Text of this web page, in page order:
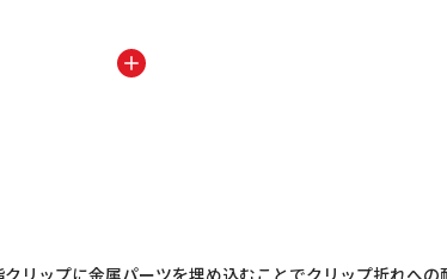
リップに金属パーツを埋め込むことでクリップ折れへ